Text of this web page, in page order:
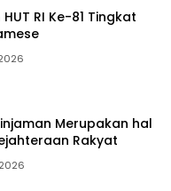
RI Ke-81 Tingkat
Merupakan hal
Rakyat